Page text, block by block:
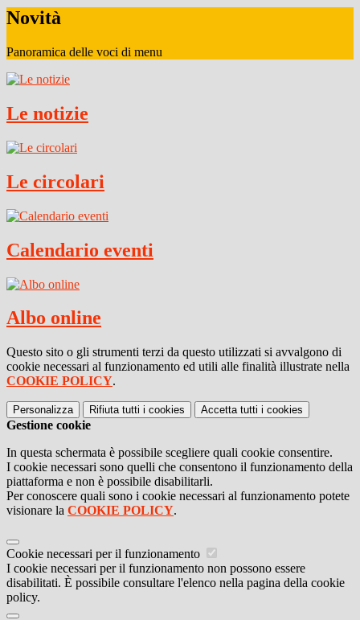
Novità
Panoramica delle voci di menu
Le notizie
Le circolari
Calendario eventi
Albo online
Questo sito o gli strumenti terzi da questo utilizzati si avvalgono di
cookie necessari al funzionamento ed utili alle finalità illustrate nella
COOKIE POLICY.
Personalizza Rifiuta tutti i cookies Accetta tutti i cookies
Gestione cookie
In questa schermata è possibile scegliere quali cookie consentire.
I cookie necessari sono quelli che consentono il funzionamento della
piattaforma e non è possibile disabilitarli.
Per conoscere quali sono i cookie necessari al funzionamento potete
visionare la COOKIE POLICY.
Cookie necessari per il funzionamento
I cookie necessari per il funzionamento non possono essere
disabilitati. È possibile consultare l'elenco nella pagina della cookie
policy.